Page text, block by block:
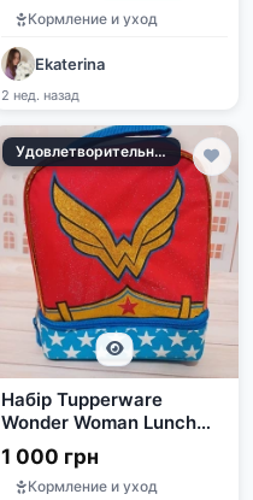
Кормление и уход
Ekaterina
2 нед. назад
Удовлетворительное
Набір Tupperware
Wonder Woman Lunch
Set
1 000 грн
Кормление и уход